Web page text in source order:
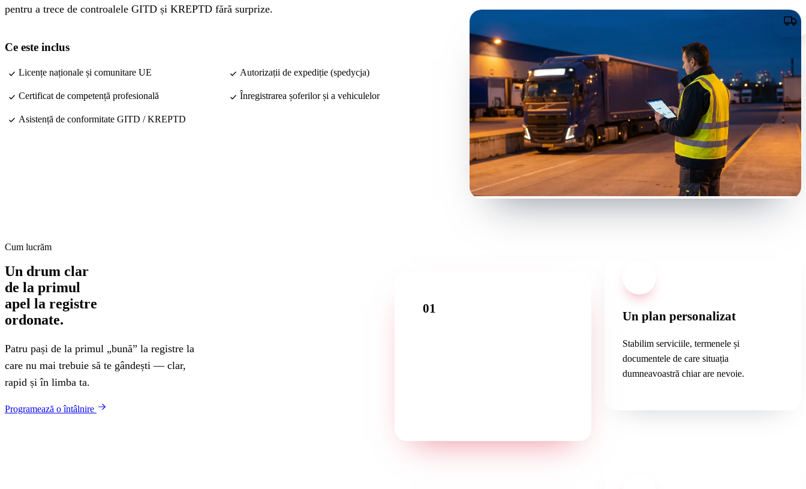
pentru a trece de controalele GITD și KREPTD fără surprize.
Ce este inclus
Licențe naționale și comunitare UE Autorizații de expediție (spedycja)
Certificat de competență profesională Înregistrarea șoferilor și a vehiculelor
Asistență de conformitate GITD / KREPTD
Cum lucrăm
Un drum clar
de la primul
apel la registre
ordonate.
Patru pași de la primul „bună” la registre la
care nu mai trebuie să te gândești — clar,
rapid și în limba ta.
Programează o întâlnire
01
Un plan personalizat
Stabilim serviciile, termenele și
documentele de care situația
dumneavoastră chiar are nevoie.